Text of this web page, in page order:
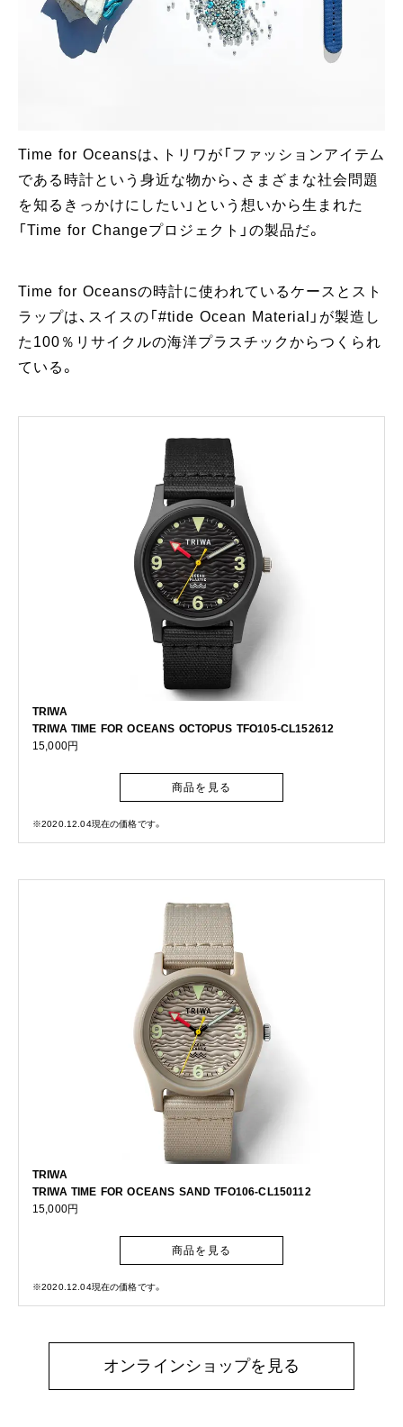
Time for Oceansは、トリワが「ファッションアイテム
である時計という身近な物から、さまざまな社会問題
を知るきっかけにしたい」という想いから生まれた
「Time for Changeプロジェクト」の製品だ。
Time for Oceansの時計に使われているケースとスト
ラップは、スイスの「#tide Ocean Material」が製造し
た100％リサイクルの海洋プラスチックからつくられ
ている。
TRIWA
TRIWA TIME FOR OCEANS OCTOPUS TFO105-CL152612
15,000円
商品を見る
※2020.12.04現在の価格です。
TRIWA
TRIWA TIME FOR OCEANS SAND TFO106-CL150112
15,000円
商品を見る
※2020.12.04現在の価格です。
オンラインショップを見る